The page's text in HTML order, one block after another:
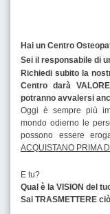
Hai un Centro
Sei il responsabile di
Richiedi subito la
Centro darà
potranno avvalersi
Oggi è sempre più
mondo odierno le
possono essere
ACQUISTANO PRIMA
E tu?
Qual è la VISION del
Sai TRASMETTERE